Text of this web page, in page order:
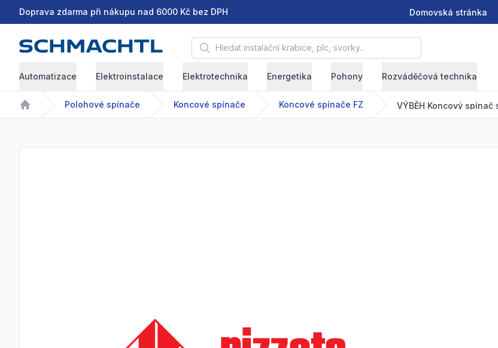
Doprava zdarma při nákupu nad 6000 Kč bez DPH Domovská stránka
Hledat instalační krabice, plc, svorky...
Automatizace Elektroinstalace Elektrotechnika Energetika Pohony Rozváděčová technika
Home
Polohové spínače Koncové spínače Koncové spínače FZ